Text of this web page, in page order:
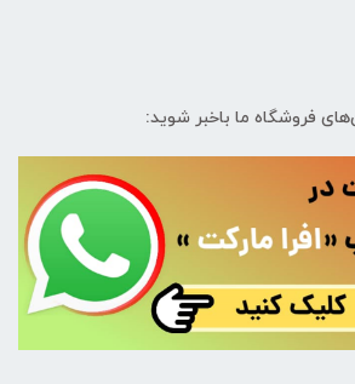
فروشگاه ما باخبر شوید: